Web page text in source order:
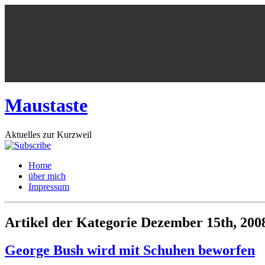
Maustaste
Aktuelles zur Kurzweil
Home
über mich
Impressum
Artikel der Kategorie Dezember 15th,
George Bush wird mit Schuhen beworfen